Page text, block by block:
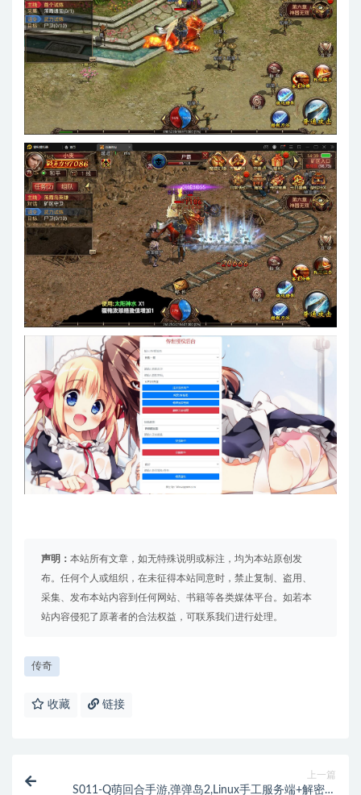
声明： 本站所有文章，如无特殊说明或标注，均为本站原创发
布。任何个人或组织，在未征得本站同意时，禁止复制、盗用、
采集、发布本站内容到任何网站、书籍等各类媒体平台。如若本
站内容侵犯了原著者的合法权益，可联系我们进行处理。
传奇
收藏 链接
上一篇
S011-Q萌回合手游,弹弹岛2,Linux手工服务端+解密工